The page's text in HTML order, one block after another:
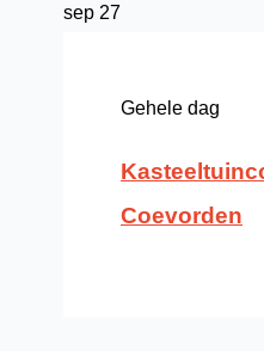
sep 27
Gehele dag
Coevorden